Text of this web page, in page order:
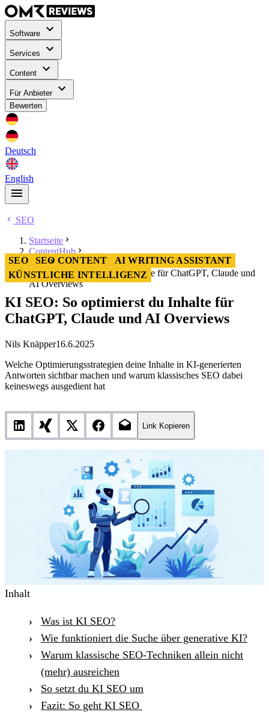
Software
Services
Content
Für Anbieter
Bewerten
Deutsch
English
SEO
Startseite
ContentHub
SEO
KI SEO: So optimierst du Inhalte für ChatGPT, Claude und
AI Overviews
SEO SEO CONTENT
AI WRITING ASSISTANT
KÜNSTLICHE INTELLIGENZ
KI SEO: So optimierst du Inhalte für
ChatGPT, Claude und AI Overviews
Nils Knäpper16.6.2025
Welche Optimierungsstrategien deine Inhalte in KI-generierten
Antworten sichtbar machen und warum klassisches SEO dabei
keineswegs ausgedient hat
Link Kopieren
Inhalt
Was ist KI SEO?
Wie funktioniert die Suche über generative KI?
Warum klassische SEO-Techniken allein nicht
(mehr) ausreichen
So setzt du KI SEO um
Fazit: So geht KI SEO